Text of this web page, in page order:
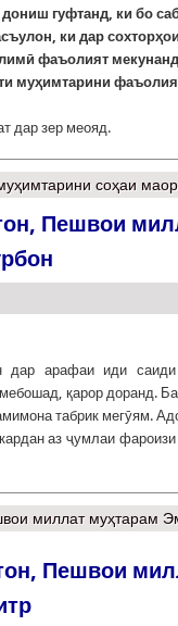
гуфтанд, ки бо
ки дар
фаъолият
муҳимтарини
дар зер меояд.
соҳаи
Пешвои
дар арафаи иди
қарор доранд.
табрик мегӯям.
аз ҷумлаи
миллат муҳтарам
Пешвои